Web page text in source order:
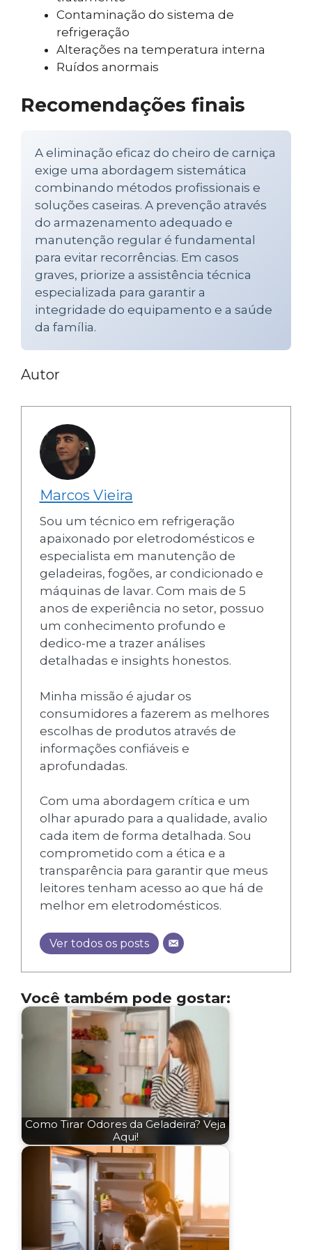
Contaminação do sistema de
refrigeração
Alterações na temperatura interna
Ruídos anormais
Recomendações finais
A eliminação eficaz do cheiro de carniça
exige uma abordagem sistemática
combinando métodos profissionais e
soluções caseiras. A prevenção através
do armazenamento adequado e
manutenção regular é fundamental
para evitar recorrências. Em casos
graves, priorize a assistência técnica
especializada para garantir a
integridade do equipamento e a saúde
da família.
Autor
Marcos Vieira
Sou um técnico em refrigeração
apaixonado por eletrodomésticos e
especialista em manutenção de
geladeiras, fogões, ar condicionado e
máquinas de lavar. Com mais de 5
anos de experiência no setor, possuo
um conhecimento profundo e
dedico-me a trazer análises
detalhadas e insights honestos.
Minha missão é ajudar os
consumidores a fazerem as melhores
escolhas de produtos através de
informações confiáveis e
aprofundadas.
Com uma abordagem crítica e um
olhar apurado para a qualidade, avalio
cada item de forma detalhada. Sou
comprometido com a ética e a
transparência para garantir que meus
leitores tenham acesso ao que há de
melhor em eletrodomésticos.
Ver todos os posts
Você também pode gostar:
Como Tirar Odores da Geladeira? Veja
Aqui!